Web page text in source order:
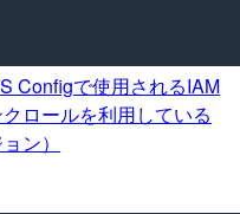
Configで使用されるIAM
ロールを利用している
ン）